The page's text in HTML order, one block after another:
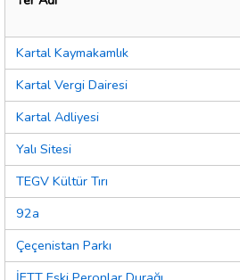
Kartal Kaymakamlık
Kartal Vergi Dairesi
Kartal Adliyesi
Yalı Sitesi
TEGV Kültür Tırı
92a
Çeçenistan Parkı